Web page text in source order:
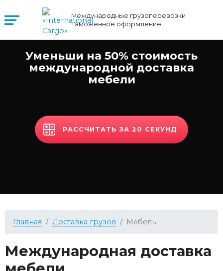
Международные грузоперевозки
Таможенное оформление
Уменьши на 50% стоимость
международной доставка
мебели
РАССЧИТАТЬ ЗА 20 СЕКУНД
Главная Доставка грузов Мебель
Международная доставка